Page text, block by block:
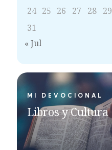
24 25 26 27 28 29
31
« Jul
MI DEVOCIONAL
Libros y Cultura